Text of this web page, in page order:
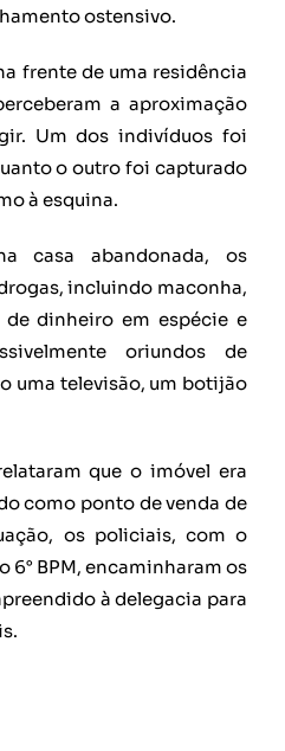
ostensivo.
frente de uma residência
a aproximação
Um dos indivíduos foi
o outro foi capturado
à esquina.
casa abandonada, os
incluindo maconha,
dinheiro em espécie e
oriundos de
uma televisão, um botijão
que o imóvel era
como ponto de venda de
os policiais, com o
6° BPM, encaminharam os
à delegacia para